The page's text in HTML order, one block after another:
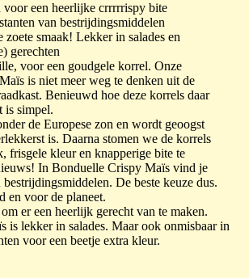
voor een heerlijke crrrrrispy bite
van bestrijdingsmiddelen
zoete smaak! Lekker in salades en
gerechten
voor een goudgele korrel. Onze
is niet meer weg te denken uit de
Benieuwd hoe deze korrels daar
is simpel.
de Europese zon en wordt geoogst
is. Daarna stomen we de korrels
frisgele kleur en knapperige bite te
In Bonduelle Crispy Maïs vind je
bestrijdingsmiddelen. De beste keuze dus.
en voor de planeet.
er een heerlijk gerecht van te maken.
is lekker in salades. Maar ook onmisbaar in
voor een beetje extra kleur.